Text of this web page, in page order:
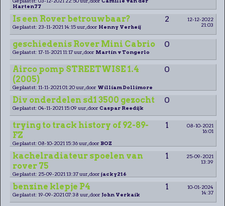
Harten77
Is een Rover betrouwbaar? 2
12-12-2022
21:03
Geplaatst: 23-11-2021 14:15 uur, door Henny Verheij
geschiedenis Rover Mini Cabrio 0
Geplaatst: 17-11-2021 11:17 uur, door Martin v Tongerlo
Airco pomp STREETWISE 1.4
(2005)
0
Geplaatst: 11-11-2021 01:20 uur, door William Dollimore
Div onderdelen sd1 3500 gezocht 0
Geplaatst: 04-11-2021 15:09 uur, door Caspar Reedijk
trying to track history of 92-89-
FZ
1
08-10-2021
16:01
Geplaatst: 08-10-2021 15:36 uur, door BOZ
kachelradiateur spoelen van
rover 75
1
25-09-2021
13:39
Geplaatst: 25-09-2021 13:37 uur, door jacky216
benzine klepje P4 1
10-01-2024
14:37
Geplaatst: 19-09-2021 07:38 uur, door John Verkaik